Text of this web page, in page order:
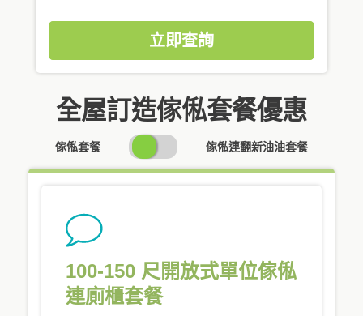
立即查詢
全屋訂造傢俬套餐優惠
傢俬套餐
SWITCH
PRICING
傢俬連翻新油油套餐
100-150 尺開放式單位傢俬
連廁櫃套餐